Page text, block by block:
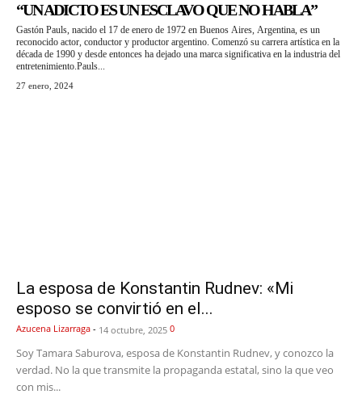
“UN ADICTO ES UN ESCLAVO QUE NO HABLA”
Gastón Pauls, nacido el 17 de enero de 1972 en Buenos Aires, Argentina, es un
reconocido actor, conductor y productor argentino. Comenzó su carrera artística en la
década de 1990 y desde entonces ha dejado una marca significativa en la industria del
entretenimiento.Pauls...
27 enero, 2024
La esposa de Konstantin Rudnev: «Mi
esposo se convirtió en el...
Azucena Lizarraga - 14 octubre, 2025 0
Soy Tamara Saburova, esposa de Konstantin Rudnev, y conozco la
verdad. No la que transmite la propaganda estatal, sino la que veo
con mis...